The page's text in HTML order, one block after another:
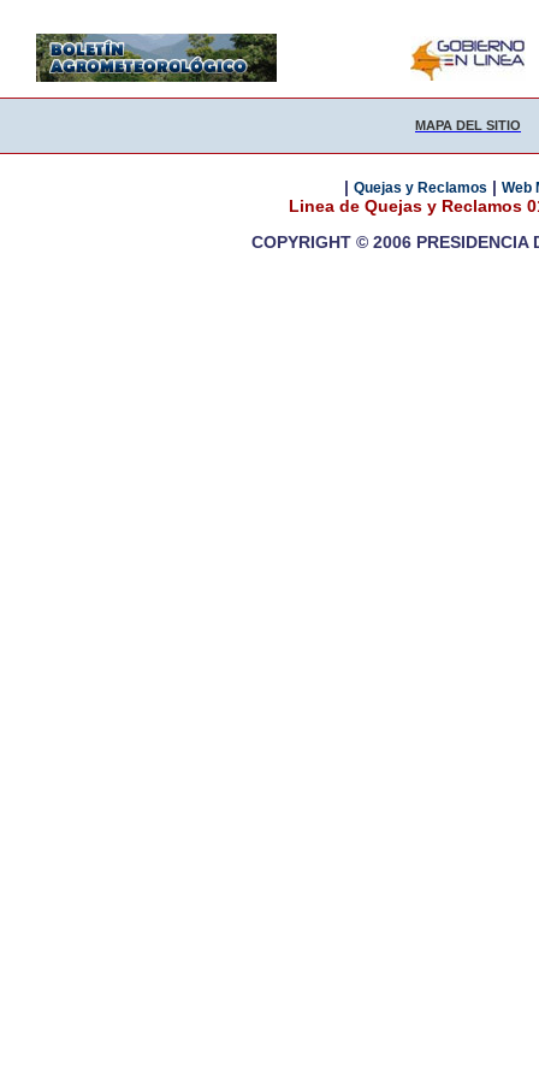
MAPA DEL SITIO
| Quejas y Reclamos | Web
Linea de Quejas y Reclamos
COPYRIGHT © 2006 PRESIDENCIA